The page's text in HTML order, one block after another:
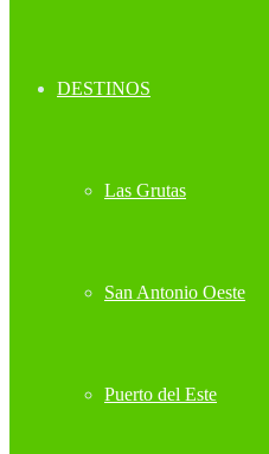
DESTINOS
Las Grutas
San Antonio Oeste
Puerto del Este